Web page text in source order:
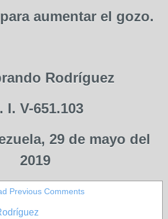
aumentar el gozo.
Rodríguez
I. V-651.103
29 de mayo del
2019
Previous Comments